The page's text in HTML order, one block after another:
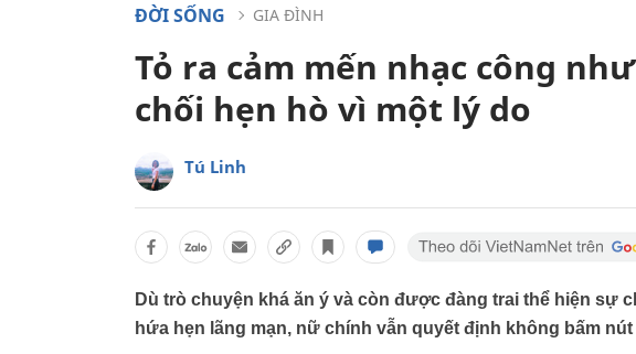
ĐỜI SỐNG GIA ĐÌNH
Tỏ ra cảm mến nhạc công
chối hẹn hò vì một lý do
Tú Linh
Dù trò chuyện khá ăn ý và còn được đàng trai thể hiện sự
hứa hẹn lãng mạn, nữ chính vẫn quyết định không bấm